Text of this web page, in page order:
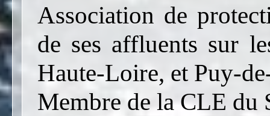
Association de
de ses affluents sur
Haute-Loire, et Puy-
Membre de la CLE du